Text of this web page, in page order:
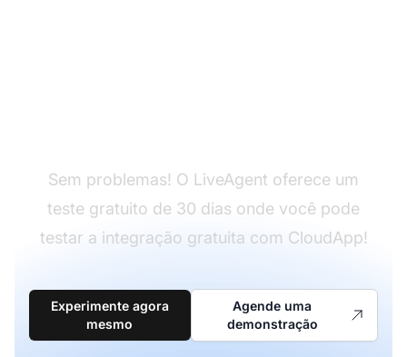
Sem problemas! O LiveAgent oferece um
teste gratuito de 30 dias onde você pode
testar a integração gratuita com CloudApp!
Experimente agora
mesmo
Agende uma
demonstração